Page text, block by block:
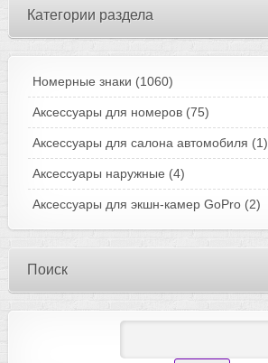
Категории раздела
Номерные знаки (1060)
Аксессуары для номеров (75)
Аксессуары для салона автомобиля (1)
Аксессуары наружные (4)
Аксессуары для экшн-камер GoPro (2)
Поиск